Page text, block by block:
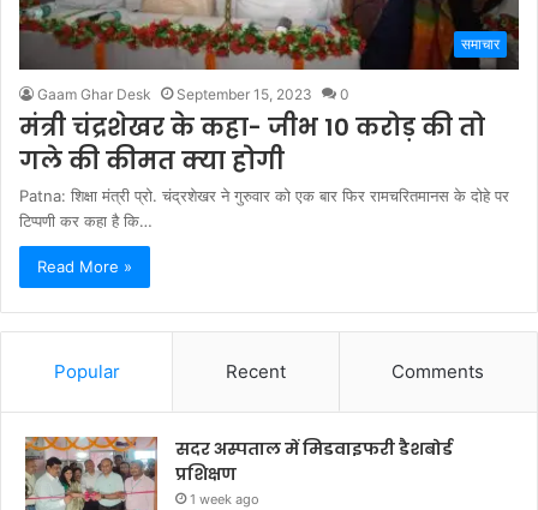
समाचार
Gaam Ghar Desk September 15, 2023 0
मंत्री चंद्रशेखर के कहा- जीभ 10 करोड़ की तो
गले की कीमत क्या होगी
Patna: शिक्षा मंत्री प्रो. चंद्रशेखर ने गुरुवार को एक बार फिर रामचरितमानस के दोहे पर
टिप्पणी कर कहा है कि…
Read More »
Popular Recent Comments
सदर अस्पताल में मिडवाइफरी डैशबोर्ड
प्रशिक्षण
1 week ago